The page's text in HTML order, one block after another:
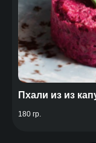
Пхали из из
180 гр.